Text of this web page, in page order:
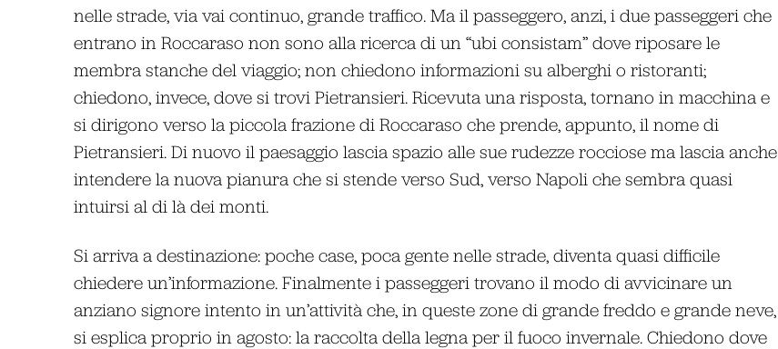
nelle strade, via vai continuo, grande traffico. Ma il passeggero, anzi, i due passeggeri che
entrano in Roccaraso non sono alla ricerca di un “ubi consistam” dove riposare le
membra stanche del viaggio; non chiedono informazioni su alberghi o ristoranti;
chiedono, invece, dove si trovi Pietransieri. Ricevuta una risposta, tornano in macchina e
si dirigono verso la piccola frazione di Roccaraso che prende, appunto, il nome di
Pietransieri. Di nuovo il paesaggio lascia spazio alle sue rudezze rocciose ma lascia anche
intendere la nuova pianura che si stende verso Sud, verso Napoli che sembra quasi
intuirsi al di là dei monti.
Si arriva a destinazione: poche case, poca gente nelle strade, diventa quasi difficile
chiedere un’informazione. Finalmente i passeggeri trovano il modo di avvicinare un
anziano signore intento in un’attività che, in queste zone di grande freddo e grande neve,
si esplica proprio in agosto: la raccolta della legna per il fuoco invernale. Chiedono dove